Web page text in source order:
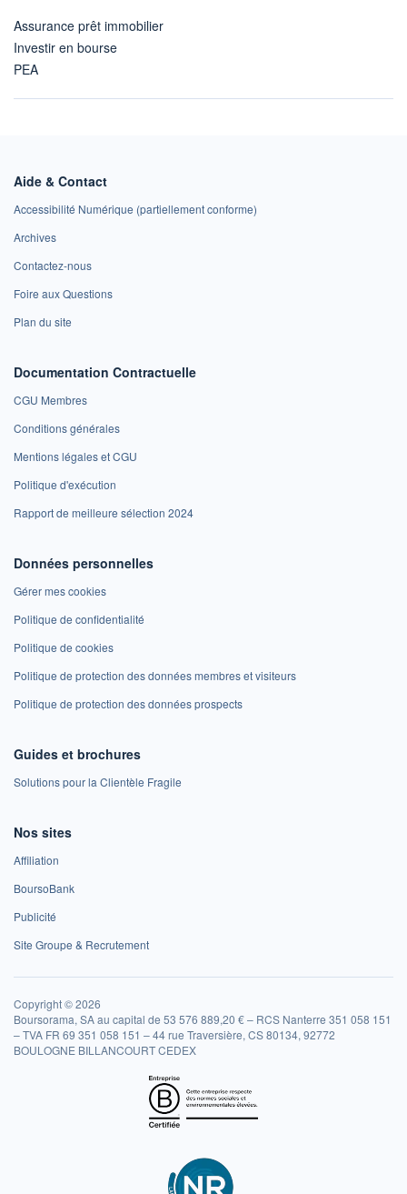
Assurance prêt immobilier
Investir en bourse
PEA
Aide & Contact
Accessibilité Numérique (partiellement conforme)
Archives
Contactez-nous
Foire aux Questions
Plan du site
Documentation Contractuelle
CGU Membres
Conditions générales
Mentions légales et CGU
Politique d'exécution
Rapport de meilleure sélection 2024
Données personnelles
Gérer mes cookies
Politique de confidentialité
Politique de cookies
Politique de protection des données membres et visiteurs
Politique de protection des données prospects
Guides et brochures
Solutions pour la Clientèle Fragile
Nos sites
Affiliation
BoursoBank
Publicité
Site Groupe & Recrutement
Copyright © 2026
Boursorama, SA au capital de 53 576 889,20 € – RCS Nanterre 351 058 151
– TVA FR 69 351 058 151 – 44 rue Traversière, CS 80134, 92772
BOULOGNE BILLANCOURT CEDEX